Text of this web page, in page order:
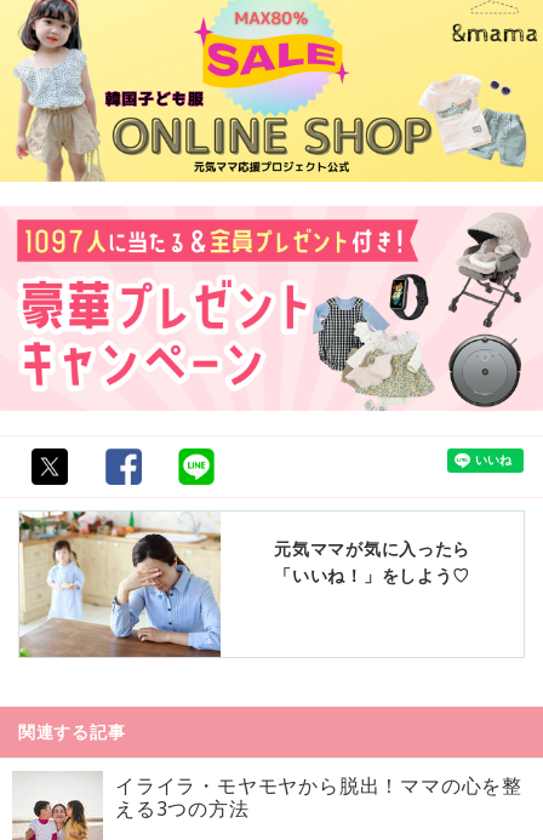
元気ママが気に入ったら
「いいね！」をしよう♡
関連する記事
イライラ・モヤモヤから脱出！ママの心を整
える3つの方法